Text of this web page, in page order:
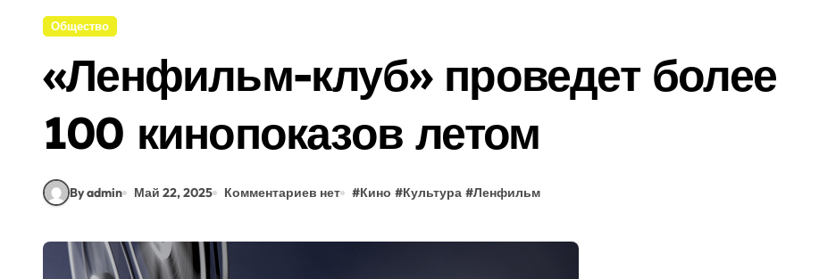
Общество
«Ленфильм-клуб» проведет более
100 кинопоказов летом
By admin Май 22, 2025 Комментариев нет #Кино #Культура #Ленфильм